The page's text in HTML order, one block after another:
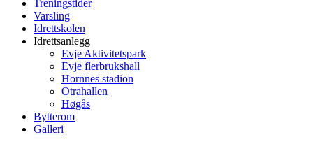
Treningstider
Varsling
Idrettskolen
Idrettsanlegg
Evje Aktivitetspark
Evje flerbrukshall
Hornnes stadion
Otrahallen
Høgås
Bytterom
Galleri